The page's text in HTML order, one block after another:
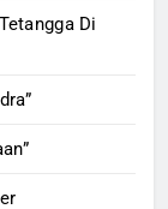
Di